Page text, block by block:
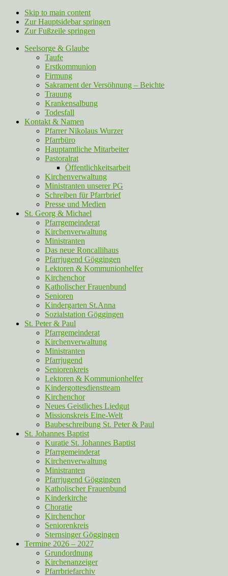
Skip to main content
Zur Hauptsidebar springen
Zur Fußzeile springen
Seelsorge & Glaube
Taufe
Erstkommunion
Firmung
Sakrament der Versöhnung – Beichte
Trauung
Krankensalbung
Todesfall
Kontakt & Namen
Pfarrer Nikolaus Wurzer
Pfarrbüro
Hauptamtliche Mitarbeiter
Pastoralrat
Öffentlichkeitsarbeit
Kirchenverwaltung
Ministranten unserer PG
Schreiben für Pfarrbrief
Presse und Medien
St. Georg & Michael
Pfarrgemeinderat
Kirchenverwaltung
Ministranten
Das neue Roncallihaus
Pfarrjugend Göggingen
Lektoren & Kommunionhelfer
Kirchenchor
Katholischer Frauenbund
Senioren
Kindergarten St.Anna
Sozialstation Göggingen
St. Peter & Paul
Pfarrgemeinderat
Kirchenverwaltung
Ministranten
Pfarrjugend
Seniorenkreis
Lektoren & Kommunionhelfer
Kindergottesdienstteam
Kirchenchor
Neues Geistliches Liedgut
Missionskreis Eine-Welt
Baubeschreibung St. Peter & Paul
St. Johannes Baptist
Kuratie St. Johannes Baptist
Pfarrgemeinderat
Kirchenverwaltung
Ministranten
Pfarrjugend Göggingen
Katholischer Frauenbund
Kinderkirche
Choratie
Kirchenchor
Seniorenkreis
Sternsinger Göggingen
Termine 2026 – 2027
Grundordnung
Kirchenanzeiger
Pfarrbriefarchiv